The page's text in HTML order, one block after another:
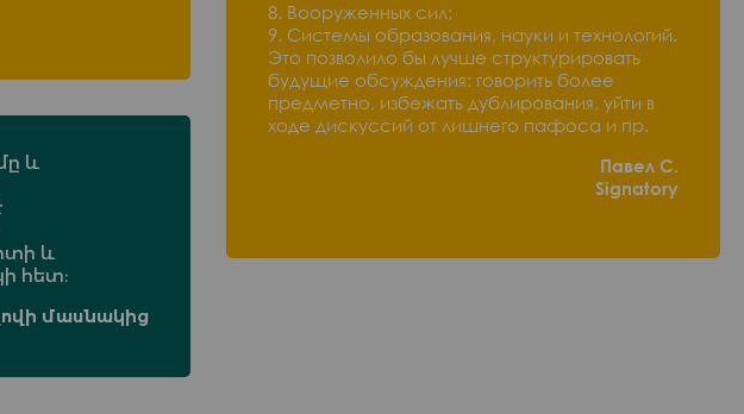
8. Вооруженных сил;
9. Системы образования, науки и технологий.
Это позволило бы лучше структурировать
будущие обсуждения: говорить более
предметно, избежать дублирования, уйти в
ходе дискуссий от лишнего пафоса и пр.
Павел С.
Signatory
և
և
հետ։
մասնակից